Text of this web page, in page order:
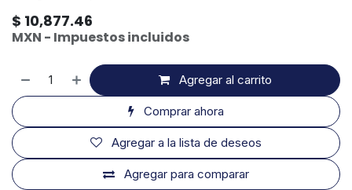
$ 10,877.46
MXN - Impuestos incluidos
Agregar al carrito
Comprar ahora
Agregar para comparar
Agregar a la lista de deseos